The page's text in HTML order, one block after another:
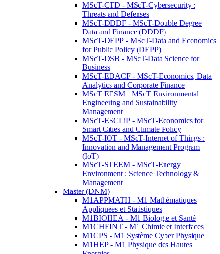
MScT-CTD - MScT-Cybersecurity :
Threats and Defenses
MScT-DDDF - MScT-Double Degree
Data and Finance (DDDF)
MScT-DEPP - MScT-Data and Economics
for Public Policy (DEPP)
MScT-DSB - MScT-Data Science for
Business
MScT-EDACF - MScT-Economics, Data
Analytics and Corporate Finance
MScT-EESM - MScT-Environmental
Engineering and Sustainability
Management
MScT-ESCLiP - MScT-Economics for
Smart Cities and Climate Policy
MScT-IOT - MScT-Internet of Things :
Innovation and Management Program
(IoT)
MScT-STEEM - MScT-Energy
Environment : Science Technology &
Management
Master (DNM)
M1APPMATH - M1 Mathématiques
Appliquées et Statistiques
M1BIOHEA - M1 Biologie et Santé
M1CHEINT - M1 Chimie et Interfaces
M1CPS - M1 Système Cyber Physique
M1HEP - M1 Physique des Hautes